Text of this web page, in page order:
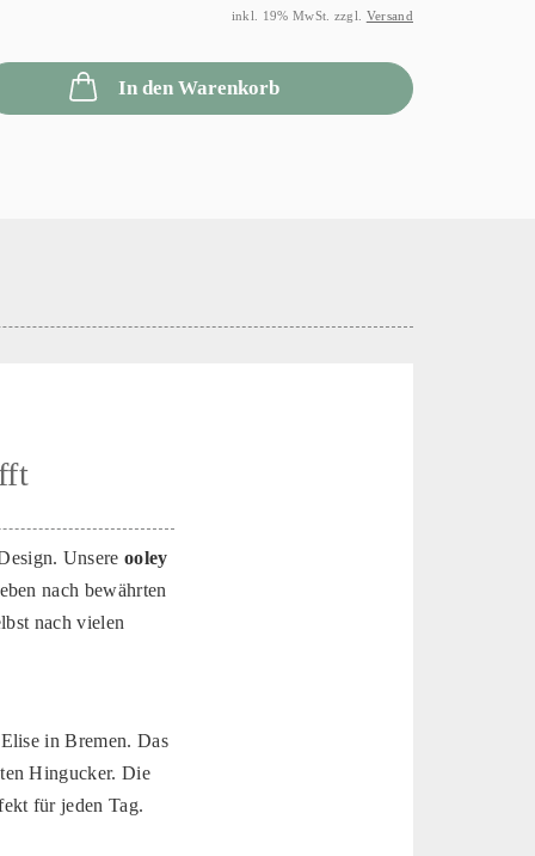
inkl. 19% MwSt. zzgl. Versand
In den Warenkorb
Unsereooley
nach bewährten
nach vielen
in Bremen. Das
Hingucker. Die
für jeden Tag.